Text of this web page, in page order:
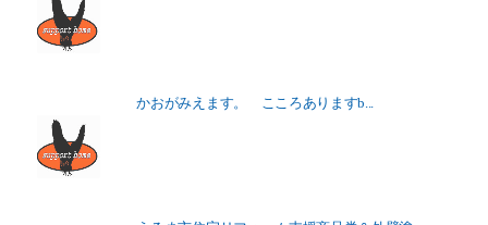
かおがみえます。 こころありますb...